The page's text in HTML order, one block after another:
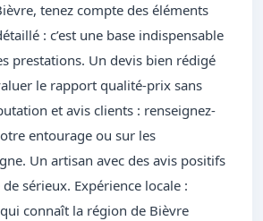
tenez compte des éléments
: c’est une base indispensable
prestations. Un devis bien rédigé
le rapport qualité-prix sans
et avis clients : renseignez-
entourage ou sur les
Un artisan avec des avis positifs
sérieux. Expérience locale :
connaît la région de Bièvre